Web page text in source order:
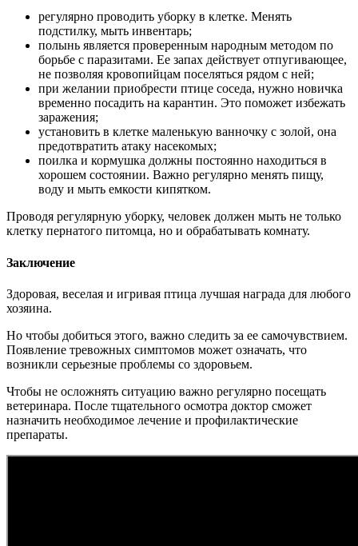
регулярно проводить уборку в клетке. Менять
подстилку, мыть инвентарь;
полынь является проверенным народным методом по
борьбе с паразитами. Ее запах действует отпугивающее,
не позволяя кровопийцам поселяться рядом с ней;
при желании приобрести птице соседа, нужно новичка
временно посадить на карантин. Это поможет избежать
заражения;
установить в клетке маленькую ванночку с золой, она
предотвратить атаку насекомых;
поилка и кормушка должны постоянно находиться в
хорошем состоянии. Важно регулярно менять пищу,
воду и мыть емкости кипятком.
Проводя регулярную уборку, человек должен мыть не только
клетку пернатого питомца, но и обрабатывать комнату.
Заключение
Здоровая, веселая и игривая птица лучшая награда для любого
хозяина.
Но чтобы добиться этого, важно следить за ее самочувствием.
Появление тревожных симптомов может означать, что
возникли серьезные проблемы со здоровьем.
Чтобы не осложнять ситуацию важно регулярно посещать
ветеринара. После тщательного осмотра доктор сможет
назначить необходимое лечение и профилактические
препараты.